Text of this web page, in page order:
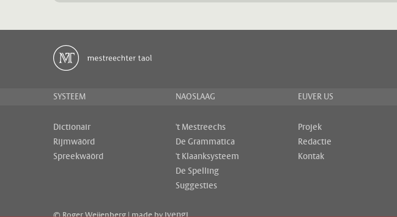
SYSTEEM
Dictionair
Rijmwäörd
Spreekwäörd
NAOSLAAG
't Mestreechs
De Grammatica
't Klaanksysteem
De Spelling
Suggesties
EUVER US
Projek
Redactie
Kontak